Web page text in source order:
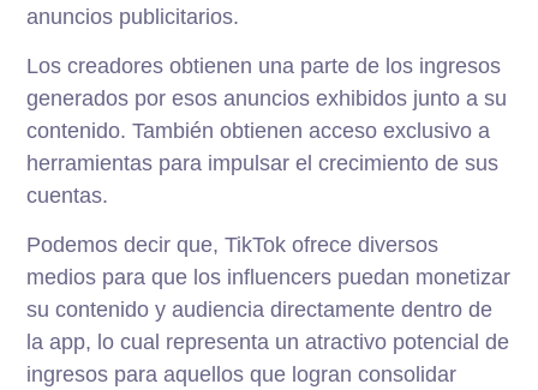
anuncios publicitarios.
Los creadores obtienen una parte de los ingresos
generados por esos anuncios exhibidos junto a su
contenido. También obtienen acceso exclusivo a
herramientas para impulsar el crecimiento de sus
cuentas.
Podemos decir que, TikTok ofrece diversos
medios para que los influencers puedan monetizar
su contenido y audiencia directamente dentro de
la app, lo cual representa un atractivo potencial de
ingresos para aquellos que logran consolidar